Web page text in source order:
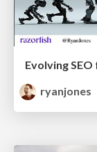
Evolving
ryanjones